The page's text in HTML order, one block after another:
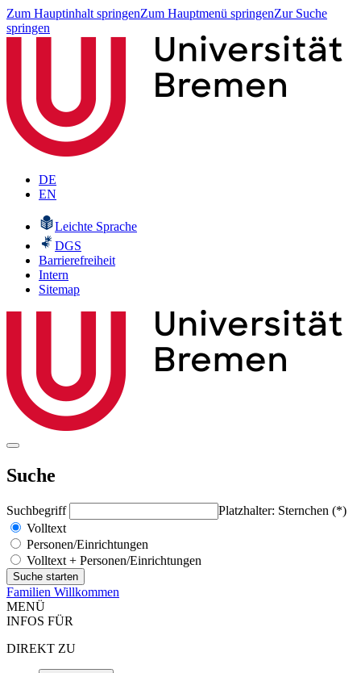
Zum Hauptinhalt springenZum Hauptmenü springenZur Suche
springen
DE
EN
Leichte Sprache
DGS
Barrierefreiheit
Intern
Sitemap
Suche
Suchbegriff
Platzhalter: Sternchen (*)
Volltext
Personen/Einrichtungen
Volltext + Personen/Einrichtungen
Familien Willkommen
MENÜ
INFOS FÜR
DIREKT ZU